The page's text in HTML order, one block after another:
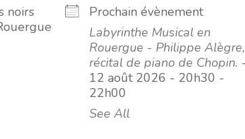
noirs
Prochain évènement
Labyrinthe Musical en
Rouergue - Philippe Alègre,
récital de piano de Chopin.
12 août 2026 - 20h30 -
22h00
See All